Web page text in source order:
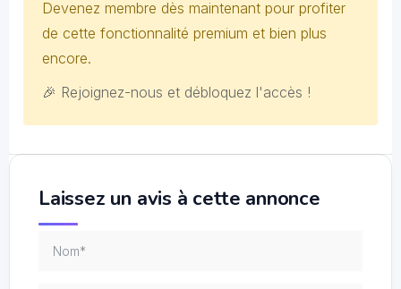
Devenez membre dès maintenant pour profiter
de cette fonctionnalité premium et bien plus
encore.
🎉 Rejoignez-nous et débloquez l'accès !
Laissez un avis à cette annonce